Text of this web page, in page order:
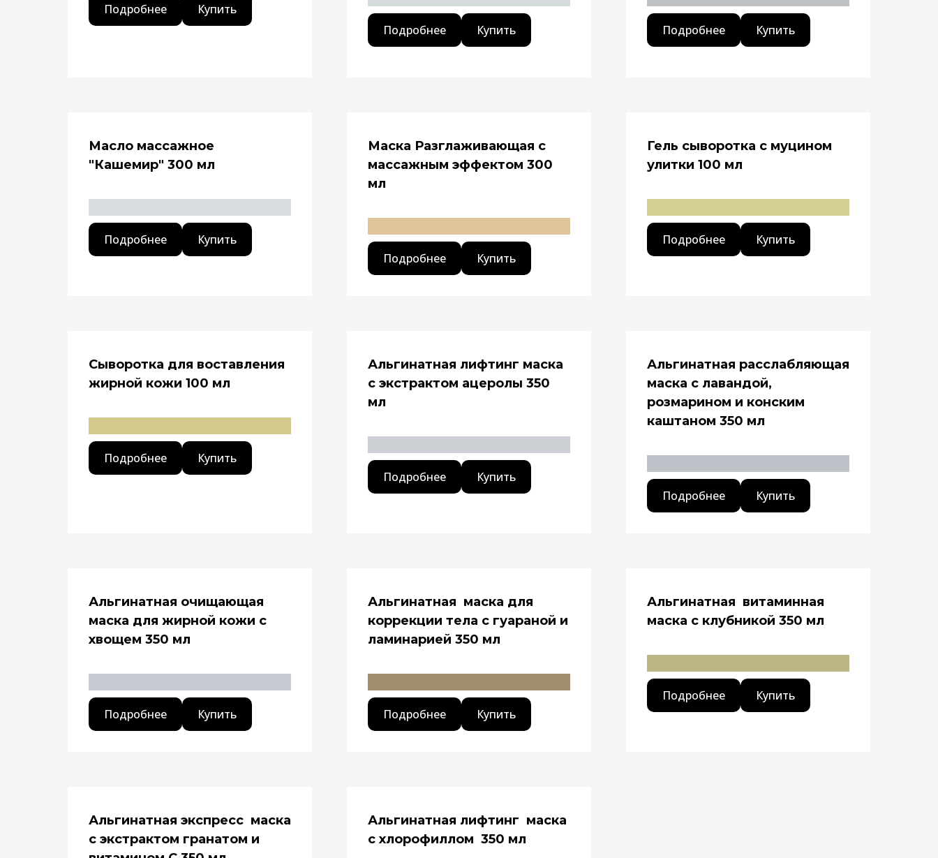
Подробнее Купить
Подробнее Купить Подробнее Купить
Масло массажное
"Кашемир" 300 мл
Подробнее Купить
Маска Разглаживающая с
массажным эффектом 300
мл
Подробнее Купить
Гель сыворотка с муцином
улитки 100 мл
Подробнее Купить
Сыворотка для воставления
жирной кожи 100 мл
Подробнее Купить
Альгинатная лифтинг маска
с экстрактом ацеролы 350
мл
Подробнее Купить
Альгинатная расслабляющая
маска с лавандой,
розмарином и конским
каштаном 350 мл
Подробнее Купить
Альгинатная очищающая
маска для жирной кожи с
хвощем 350 мл
Подробнее Купить
Альгинатная маска для
коррекции тела с гуараной и
ламинарией 350 мл
Подробнее Купить
Альгинатная витаминная
маска с клубникой 350 мл
Подробнее Купить
Альгинатная экспресс маска
с экстрактом гранатом и
Альгинатная лифтинг маска
с хлорофиллом 350 мл